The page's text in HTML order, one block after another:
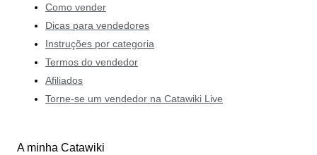
Como vender
Dicas para vendedores
Instruções por categoria
Termos do vendedor
Afiliados
Torne-se um vendedor na Catawiki Live
A minha Catawiki